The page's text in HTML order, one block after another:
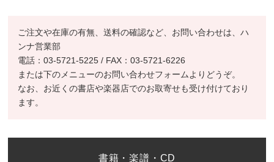
ご注文や在庫の有無、送料の確認など、お問い合わせは、ハ
ンナ営業部
電話：03-5721-5225 / FAX：03-5721-6226
または下のメニューのお問い合わせフォームよりどうぞ。
なお、お近くの書店や楽器店でのお取寄せも受け付けており
ます。
書籍・楽譜・CD